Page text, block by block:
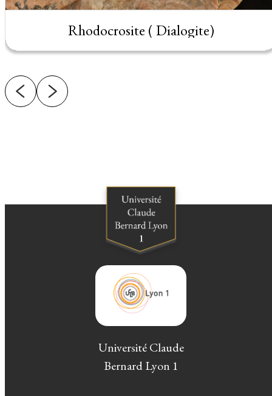
Rhodocrosite ( Dialogite)
Université Claude
Bernard Lyon 1